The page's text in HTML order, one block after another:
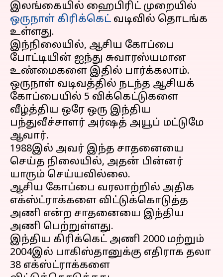
இலங்கையில் ஹைபிரிட் முறையில்
ஒருநாள் கிரிக்கெட் வடிவில் தொடங்க
உள்ளது.
இந்நிலையில், ஆசிய கோப்பை
போட்டியின் ஐந்து சுவாரஸ்யமான
உண்மைகளை இதில் பார்க்கலாம்.
ஒருநாள் வடிவத்தில் நடந்த ஆசியக்
கோப்பையில் 5 விக்கெட்டுகளை
வீழ்த்திய ஒரே ஒரு இந்திய
பந்துவீச்சாளர் அர்ஷத் அயூப் மட்டுமே
ஆவார்.
1988இல் அவர் இந்த சாதனையை
செய்த நிலையில், அதன் பின்னர்
யாரும் செய்யவில்லை.
ஆசிய கோப்பை வரலாற்றில் அதிக
எக்ஸ்ட்ராக்களை விட்டுக்கொடுத்த
அணி என்ற சாதனையை இந்திய
அணி பெற்றுள்ளது.
இந்திய கிரிக்கெட் அணி 2000 மற்றும்
2004இல் பாகிஸ்தானுக்கு எதிராக தலா
38 எக்ஸ்ட்ராக்களை